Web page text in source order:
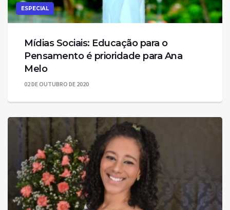
ESPECIAL
Mídias Sociais: Educação para o
Pensamento é prioridade para Ana
Melo
02 DE OUTUBRO DE 2020